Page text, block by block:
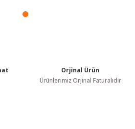
Orjinal Ürün
Ürünlerimiz Orjinal Faturalıdır